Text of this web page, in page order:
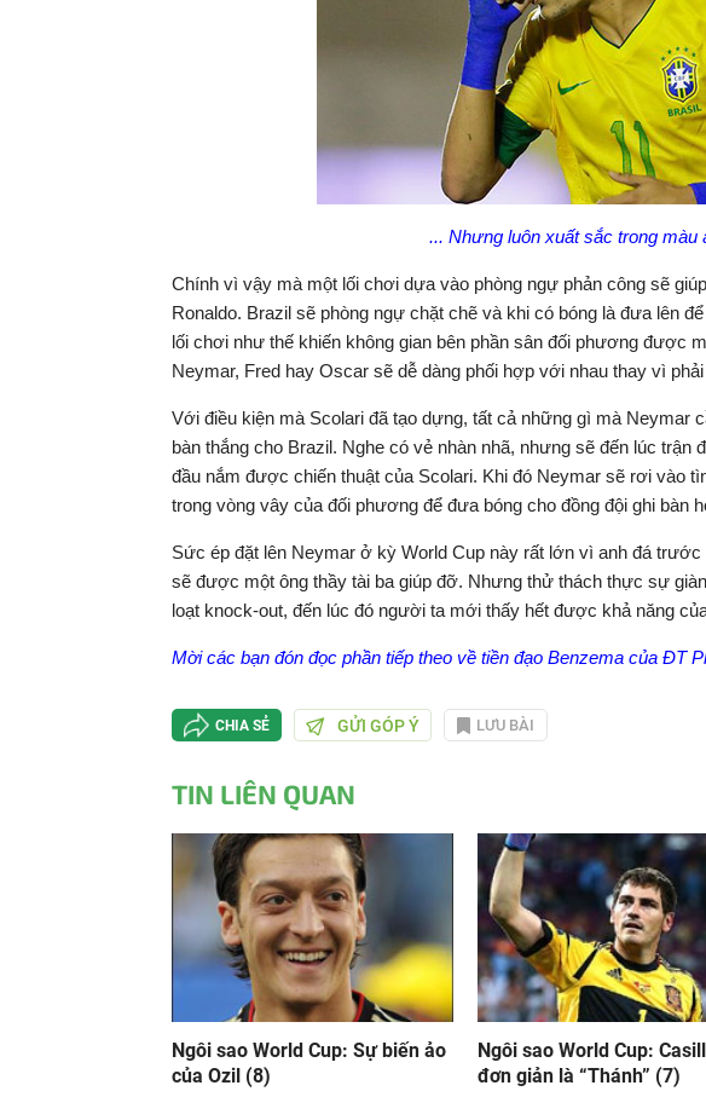
... Nhưng luôn xuất sắc trong màu
Chính vì vậy mà một lối chơi dựa vào phòng ngự phản công sẽ
Ronaldo. Brazil sẽ phòng ngự chặt chẽ và khi có bóng là đưa lên
lối chơi như thế khiến không gian bên phần sân đối phương được
Neymar, Fred hay Oscar sẽ dễ dàng phối hợp với nhau thay vì
Với điều kiện mà Scolari đã tạo dựng, tất cả những gì mà Neymar
bàn thắng cho Brazil. Nghe có vẻ nhàn nhã, nhưng sẽ đến lúc trận
đầu nắm được chiến thuật của Scolari. Khi đó Neymar sẽ rơi vào
trong vòng vây của đối phương để đưa bóng cho đồng đội ghi bàn
Sức ép đặt lên Neymar ở kỳ World Cup này rất lớn vì anh đá
sẽ được một ông thầy tài ba giúp đỡ. Nhưng thử thách thực sự
loạt knock-out, đến lúc đó người ta mới thấy hết được khả năng
Mời các bạn đón đọc phần tiếp theo về tiền đạo Benzema của ĐT
CHIA SẺ GỬI GÓP Ý LƯU BÀI
TIN LIÊN QUAN
Ngôi sao World Cup: Sự biến ảo
của Ozil (8)
Ngôi sao World Cup:
đơn giản là “Thánh” (7)